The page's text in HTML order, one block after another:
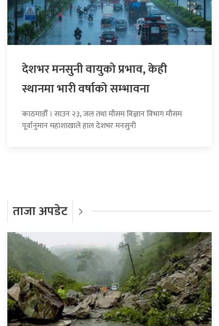
देशभर मनसुनी वायुको प्रभाव, केही
स्थानमा भारी वर्षाको सम्भावना
काठमाडौँ । साउन २३, जल तथा मौसम विज्ञान विभाग मौसम
पूर्वानुमान महाशाखाले हाल देशभर मनसुनी
ताजा अपडेट